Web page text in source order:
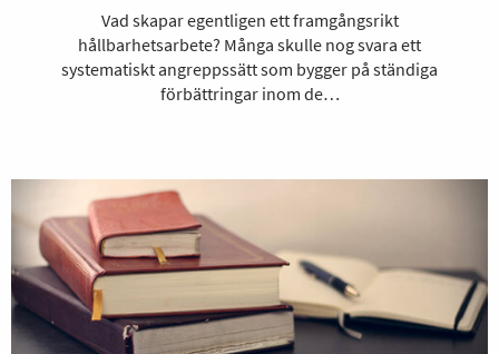
Vad skapar egentligen ett framgångsrikt
hållbarhetsarbete? Många skulle nog svara ett
systematiskt angreppssätt som bygger på ständiga
förbättringar inom de…